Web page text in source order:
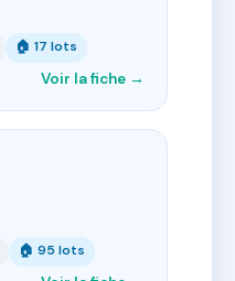
🏠 17 lots
Voir la fiche →
🏠 95 lots